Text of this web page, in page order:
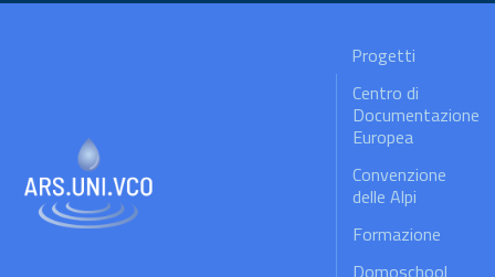
Progetti
Centro di
Documentazione
Europea
Convenzione
delle Alpi
Formazione
Domoschool